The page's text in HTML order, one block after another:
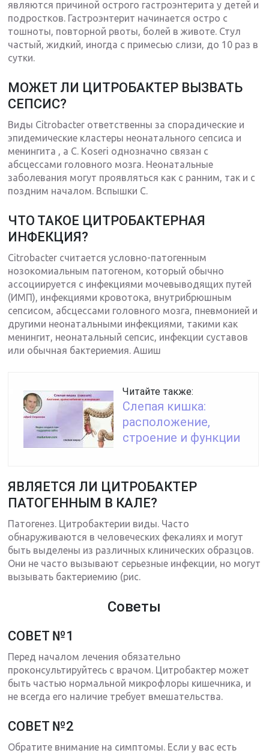
являются причиной острого гастроэнтерита у детей и
подростков. Гастроэнтерит начинается остро с
тошноты, повторной рвоты, болей в животе. Стул
частый, жидкий, иногда с примесью слизи, до 10 раз в
сутки.
МОЖЕТ ЛИ ЦИТРОБАКТЕР ВЫЗВАТЬ
СЕПСИС?
Виды Citrobacter ответственны за спорадические и
эпидемические кластеры неонатального сепсиса и
менингита , а C. Koseri однозначно связан с
абсцессами головного мозга. Неонатальные
заболевания могут проявляться как с ранним, так и с
поздним началом. Вспышки C.
ЧТО ТАКОЕ ЦИТРОБАКТЕРНАЯ
ИНФЕКЦИЯ?
Citrobacter считается условно-патогенным
нозокомиальным патогеном, который обычно
ассоциируется с инфекциями мочевыводящих путей
(ИМП), инфекциями кровотока, внутрибрюшным
сепсисом, абсцессами головного мозга, пневмонией и
другими неонатальными инфекциями, такими как
менингит, неонатальный сепсис, инфекции суставов
или обычная бактериемия. Ашиш
Читайте также:
Слепая кишка:
расположение,
строение и функции
ЯВЛЯЕТСЯ ЛИ ЦИТРОБАКТЕР
ПАТОГЕННЫМ В КАЛЕ?
Патогенез. Цитробактерии виды. Часто
обнаруживаются в человеческих фекалиях и могут
быть выделены из различных клинических образцов.
Они не часто вызывают серьезные инфекции, но могут
вызывать бактериемию (рис.
Советы
СОВЕТ №1
Перед началом лечения обязательно
проконсультируйтесь с врачом. Цитробактер может
быть частью нормальной микрофлоры кишечника, и
не всегда его наличие требует вмешательства.
СОВЕТ №2
Обратите внимание на симптомы. Если у вас есть